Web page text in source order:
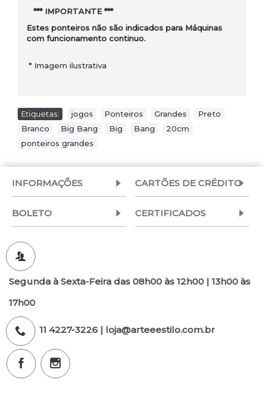
*** IMPORTANTE ***
Estes ponteiros não são indicados para Máquinas
com funcionamento continuo.
* Imagem ilustrativa
Etiquetas: jogos Ponteiros Grandes Preto
Branco
Big Bang Big Bang 20cm
ponteiros grandes
INFORMAÇÕES CARTÕES DE CRÉDITO
BOLETO CERTIFICADOS
Segunda à Sexta-Feira das 08h00 às 12h00 | 13h00 às
17h00
11 4227-3226 | loja@arteeestilo.com.br